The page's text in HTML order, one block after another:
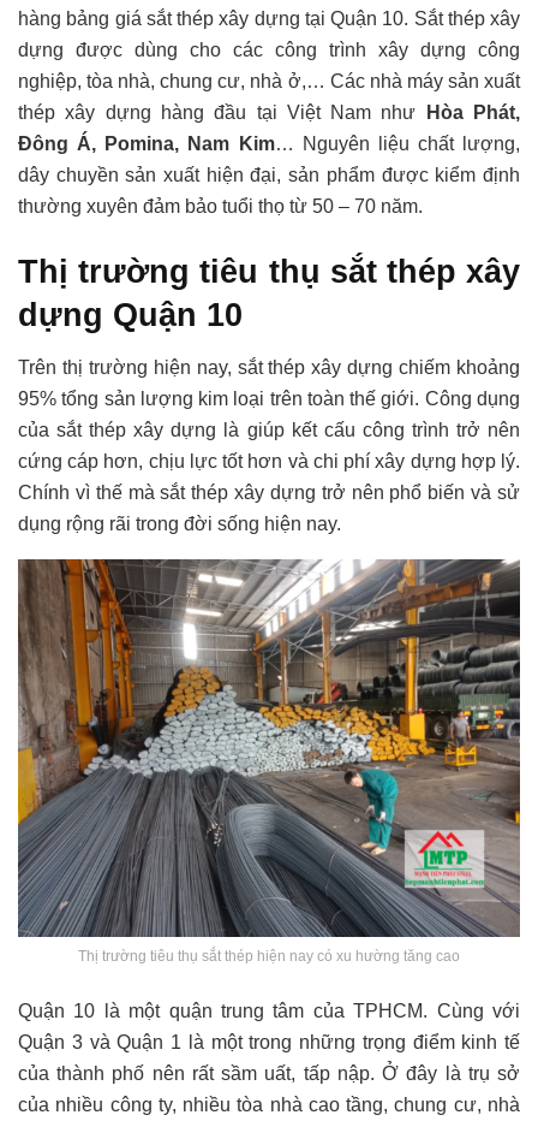
hàng bảng giá sắt thép xây dựng tại Quận 10. Sắt thép xây
dựng được dùng cho các công trình xây dựng công
nghiệp, tòa nhà, chung cư, nhà ở,… Các nhà máy sản xuất
thép xây dựng hàng đầu tại Việt Nam như
Hòa Phát,
Đông Á, Pomina, Nam Kim… Nguyên liệu chất lượng,
dây chuyền sản xuất hiện đại, sản phẩm được kiểm định
thường xuyên đảm bảo tuổi thọ từ 50 – 70 năm.
Thị trường tiêu thụ sắt thép xây
dựng Quận 10
Trên thị trường hiện nay, sắt thép xây dựng chiếm khoảng
95% tổng sản lượng kim loại trên toàn thế giới. Công dụng
của sắt thép xây dựng là giúp kết cấu công trình trở nên
cứng cáp hơn, chịu lực tốt hơn và chi phí xây dựng hợp lý.
Chính vì thế mà sắt thép xây dựng trở nên phổ biến và sử
dụng rộng rãi trong đời sống hiện nay.
Thị trường tiêu thụ sắt thép hiện nay có xu hường tăng cao
Quận 10 là một quận trung tâm của TPHCM. Cùng với
Quận 3 và Quận 1 là một trong những trọng điểm kinh tế
của thành phố nên rất sầm uất, tấp nập. Ở đây là trụ sở
của nhiều công ty, nhiều tòa nhà cao tầng, chung cư, nhà